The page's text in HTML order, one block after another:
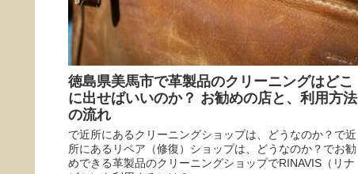
徳島県美馬市で革製品のクリーニングはどこ
に出せばいいのか？ お勧めの店と、利用方法
の流れ
で近所にあるクリーニングショップは、どうなのか？で近
所にあるリペア（修復）ショップは、どうなのか？でお勧
めできる革製品のクリーニングショップでRINAVIS（リナ